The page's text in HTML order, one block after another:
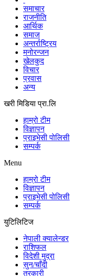
समाचार
राजनीति
आर्थिक
समाज
अन्तर्राष्ट्रिय
मनोरन्जन
खेलकुद
विचार
प्रवास
अन्य
खरी मिडिया प्रा.लि
हाम्रो टीम
विज्ञापन
प्राइभेसी पोलिसी
सम्पर्क
Menu
हाम्रो टीम
विज्ञापन
प्राइभेसी पोलिसी
सम्पर्क
युटिलिटिज
नेपाली क्यालेन्डर
राशिफल
विदेशी मुद्रा
सुन/चाँदी
तरकारी